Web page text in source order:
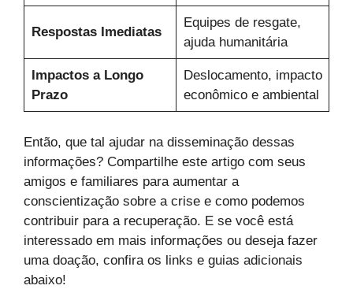
Respostas Imediatas
Equipes de resgate,
ajuda humanitária
Impactos a Longo
Prazo
Deslocamento, impacto
econômico e ambiental
Então, que tal ajudar na disseminação dessas
informações? Compartilhe este artigo com seus
amigos e familiares para aumentar a
conscientização sobre a crise e como podemos
contribuir para a recuperação. E se você está
interessado em mais informações ou deseja fazer
uma doação, confira os links e guias adicionais
abaixo!